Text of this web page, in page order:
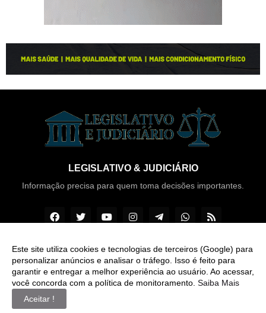
LEGISLATIVO & JUDICIÁRIO
Informação precisa para quem toma decisões importantes.
Copyright © 2026Legislativo & Judiciário
INÍCIO SOBRE CONTATO LGPD
EXPEDIENTE
EDITORIAL
Este site utiliza cookies e tecnologias de terceiros (Google) para
personalizar anúncios e analisar o tráfego. Isso é feito para
garantir e entregar a melhor experiência ao usuário. Ao acessar,
você concorda com a política de monitoramento. Saiba Mais
Aceitar !